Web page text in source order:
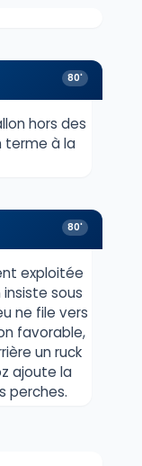
80'
hors des
terme à la
80'
exploitée
sous
ne file vers
favorable,
un ruck
ajoute la
perches.